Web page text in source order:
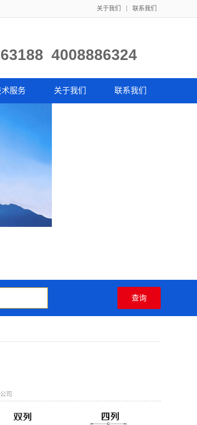
关于我们 联系我们
4008886324
术服务 关于我们 联系我们
司